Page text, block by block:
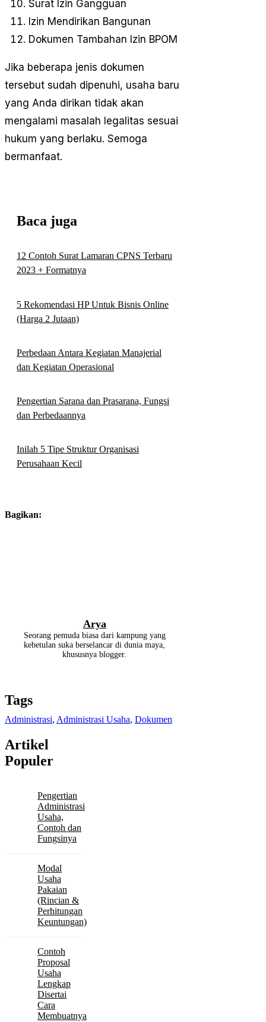
Surat Izin Gangguan
Izin Mendirikan Bangunan
Dokumen Tambahan Izin BPOM
Jika beberapa jenis dokumen
tersebut sudah dipenuhi, usaha baru
yang Anda dirikan tidak akan
mengalami masalah legalitas sesuai
hukum yang berlaku. Semoga
bermanfaat.
Baca juga
12 Contoh Surat Lamaran CPNS Terbaru
2023 + Formatnya
5 Rekomendasi HP Untuk Bisnis Online
(Harga 2 Jutaan)
Perbedaan Antara Kegiatan Manajerial
dan Kegiatan Operasional
Pengertian Sarana dan Prasarana, Fungsi
dan Perbedaannya
Inilah 5 Tipe Struktur Organisasi
Perusahaan Kecil
Bagikan:
Arya
Seorang pemuda biasa dari kampung yang
kebetulan suka berselancar di dunia maya,
khususnya blogger.
Tags
Administrasi, Administrasi Usaha, Dokumen
Artikel
Populer
Pengertian
Administrasi
Usaha,
Contoh dan
Fungsinya
Modal
Usaha
Pakaian
(Rincian &
Perhitungan
Keuntungan)
Contoh
Proposal
Usaha
Lengkap
Disertai
Cara
Membuatnya